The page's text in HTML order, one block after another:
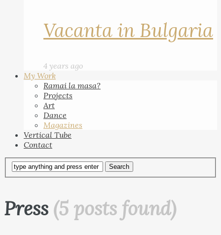
Vacanta in Bulgaria
4 years ago
My Work
Ramai la masa?
Projects
Art
Dance
Magazines
Vertical Tube
Contact
Press (5 posts found)